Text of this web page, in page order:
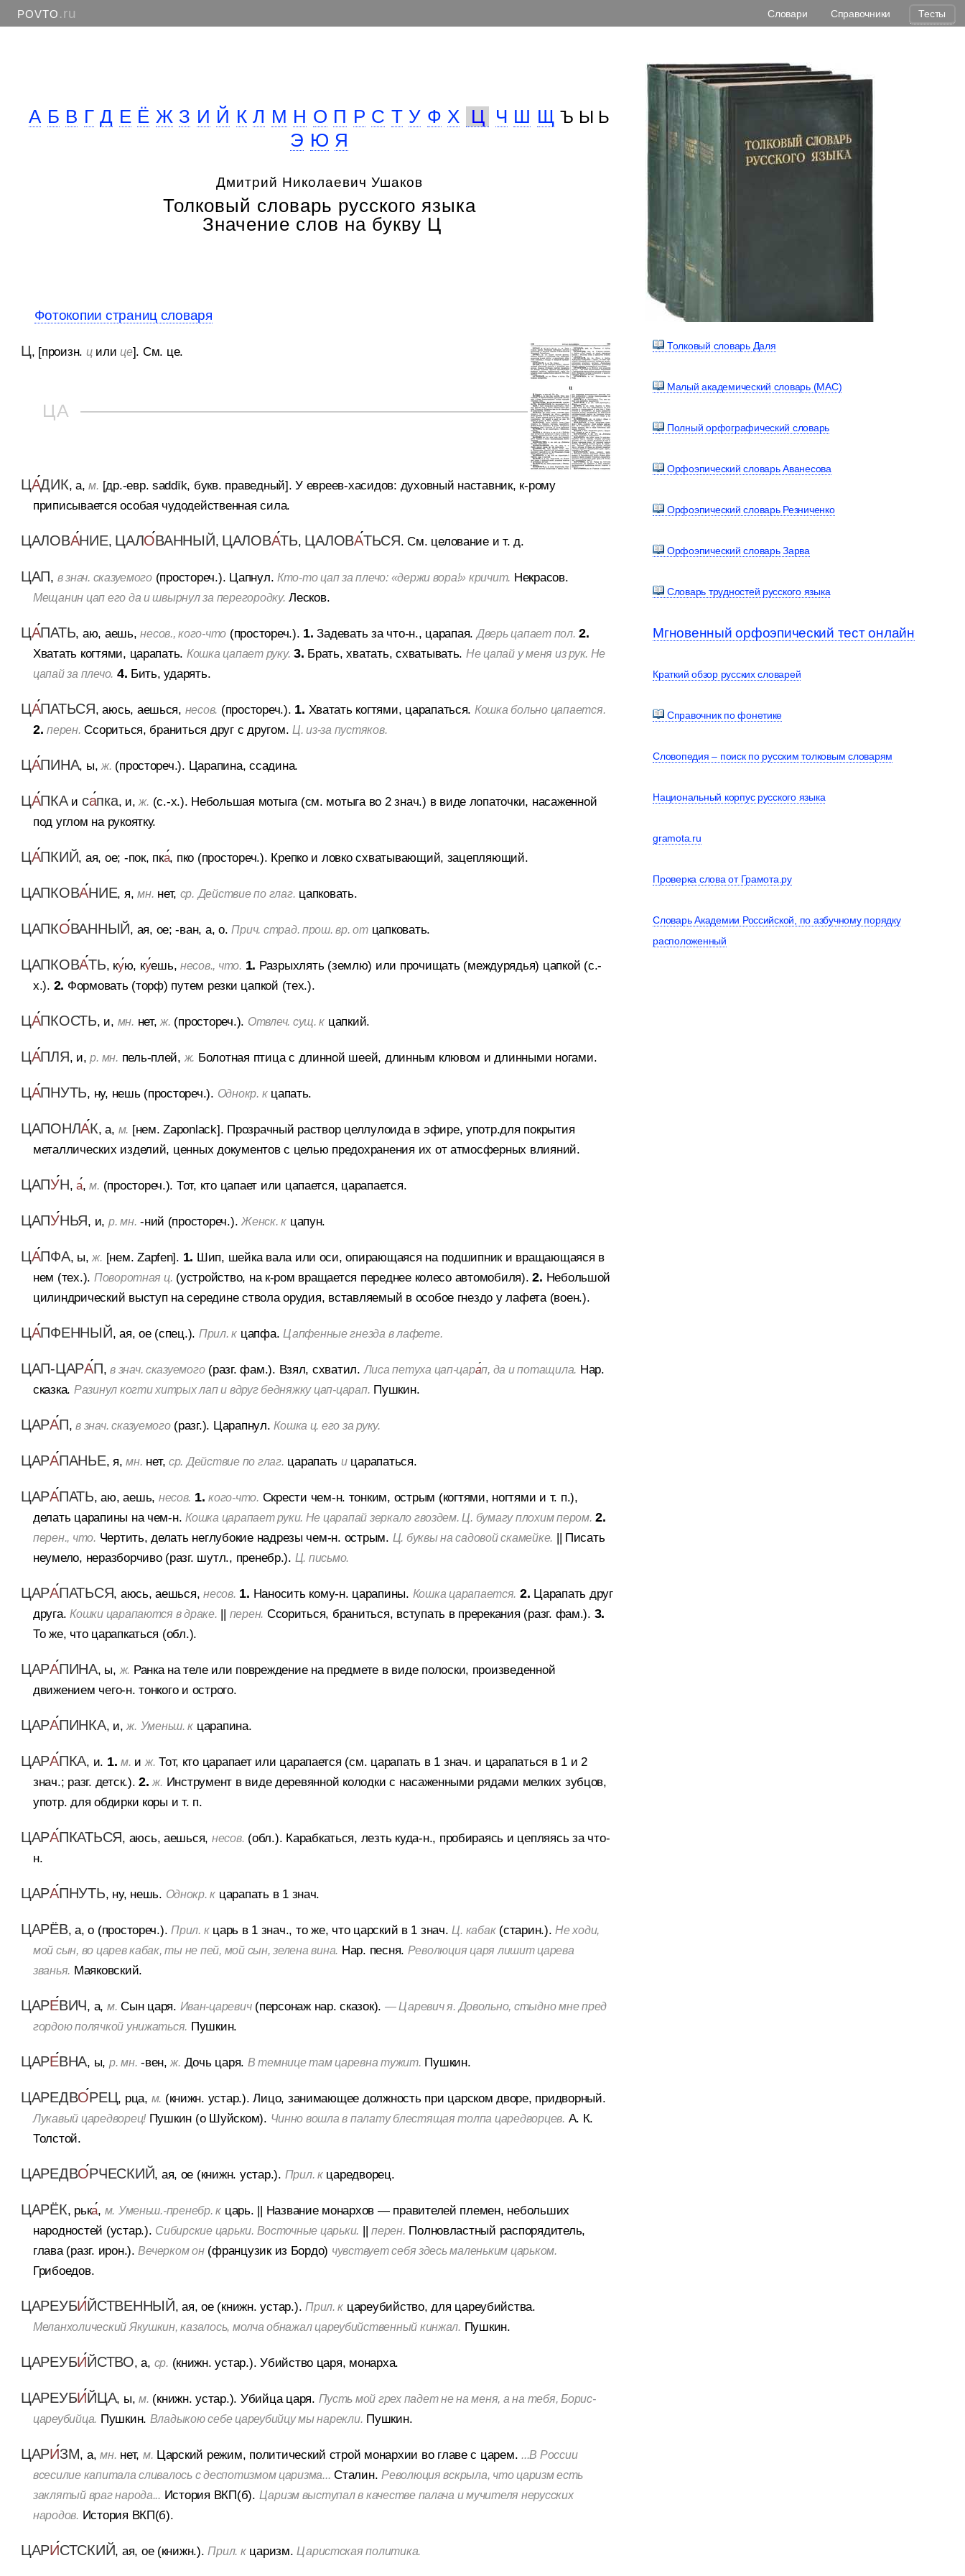
POVTO .ru Словари Справочники Тесты
А Б В Г Д Е Ё Ж З И Й К Л М Н О П Р С Т У Ф Х Ц Ч Ш Щ Ъ Ы Ь
Э Ю Я
Дмитрий Николаевич Ушаков
Толковый словарь русского языка
Значение слов на букву Ц
Фотокопии страниц словаря
Ц, [произн. цилице]. См. це.
ЦА
ЦАДИК, а,м. [др.-евр. saddīk, букв. праведный].У евреев-хасидов: духовный наставник, к-рому
приписывается особая чудодейственная сила.
ЦАЛОВАНИЕ, ЦАЛОВАННЫЙ, ЦАЛОВАТЬ, ЦАЛОВАТЬСЯ.См. целование и т. д.
ЦАП, в знач. сказуемого(простореч.). Цапнул. Кто-то цап за плечо: «держи вора!» кричит. Некрасов.
Мещанин цап его да и швырнул за перегородку. Лесков.
ЦАПАТЬ, аю, аешь,несов., кого-что (простореч.). 1. Задевать за что-н., царапая. Дверь цапает пол. 2.
Хватать когтями, царапать. Кошка цапает руку. 3. Брать, хватать, схватывать. Не цапай у меня из рук. Не
цапай за плечо. 4. Бить, ударять.
ЦАПАТЬСЯ, аюсь, аешься, несов. (простореч.). 1. Хватать когтями, царапаться. Кошка больно цапается.
2. перен. Ссориться, браниться друг с другом. Ц. из-за пустяков.
ЦАПИНА, ы,ж. (простореч.). Царапина, ссадина.
ЦАПКАи сапка, и,ж. (с.-х.). Небольшая мотыга (см. мотыга во 2 знач.) в виде лопаточки, насаженной
под углом на рукоятку.
ЦАПКИЙ, ая, ое; -пок, пка, пко (простореч.). Крепко и ловко схватывающий, зацепляющий.
ЦАПКОВАНИЕ, я,мн. нет, ср. Действие по глаг. цапковать.
ЦАПКОВАННЫЙ, ая, ое; -ван, а, о.Прич. страд. прош. вр. отцапковать.
ЦАПКОВАТЬ, кую, куешь,несов., что. 1. Разрыхлять (землю) или прочищать (междурядья) цапкой (с.-
х.). 2. Формовать (торф) путем резки цапкой (тех.).
ЦАПКОСТЬ, и, мн. нет,ж. (простореч.). Отвлеч. сущ. к цапкий.
ЦАПЛЯ, и,р. мн. пель-плей, ж. Болотная птица с длинной шеей, длинным клювом и длинными ногами.
ЦАПНУТЬ, ну, нешь (простореч.). Однокр. кцапать.
ЦАПОНЛАК, а, м. [нем. Zaponlack]. Прозрачный раствор целлулоида в эфире, употр.для покрытия
металлических изделий, ценных документов с целью предохранения их от атмосферных влияний.
ЦАПУН,а,м. (простореч.). Тот, кто цапает или цапается, царапается.
ЦАПУНЬЯ, и, р. мн. -ний (простореч.).Женск. к цапун.
ЦАПФА, ы,ж. [нем. Zapfen]. 1. Шип, шейка вала или оси, опирающаяся на подшипник и вращающаяся в
нем (тех.). Поворотная ц. (устройство, на к-ром вращается переднее колесо автомобиля). 2. Небольшой
цилиндрический выступ на середине ствола орудия, вставляемый в особое гнездо у лафета (воен.).
ЦАПФЕННЫЙ, ая, ое (спец.). Прил. к цапфа. Цапфенные гнезда в лафете.
ЦАП-ЦАРАП,в знач. сказуемого(разг. фам.). Взял, схватил. Лиса петуха цап-царап, да и потащила. Нар.
сказка. Разинул когти хитрых лап и вдруг бедняжку цап-царап. Пушкин.
ЦАРАП,в знач. сказуемого(разг.). Царапнул. Кошка ц. его за руку.
ЦАРАПАНЬЕ, я,мн. нет, ср. Действие по глаг. царапать ицарапаться.
ЦАРАПАТЬ, аю, аешь, несов. 1. кого-что. Скрести чем-н. тонким, острым (когтями, ногтями и т. п.),
делать царапины на чем-н. Кошка царапает руки. Не царапай зеркало гвоздем. Ц. бумагу плохим пером. 2.
перен., что. Чертить, делать неглубокие надрезы чем-н. острым. Ц. буквы на садовой скамейке. || Писать
неумело, неразборчиво (разг. шутл., пренебр.). Ц. письмо.
ЦАРАПАТЬСЯ, аюсь, аешься,несов. 1. Наносить кому-н. царапины. Кошка царапается. 2. Царапать друг
друга. Кошки царапаются в драке. || перен. Ссориться, браниться, вступать в пререкания (разг. фам.). 3.
То же, что царапкаться (обл.).
ЦАРАПИНА, ы, ж. Ранка на теле или повреждение на предмете в виде полоски, произведенной
движением чего-н. тонкого и острого.
ЦАРАПИНКА, и,ж. Уменьш. к царапина.
ЦАРАПКА, и. 1. м. и ж. Тот, кто царапает или царапается (см. царапать в 1 знач. и царапаться в 1 и 2
знач.; разг. детск.). 2. ж. Инструмент в виде деревянной колодки с насаженными рядами мелких зубцов,
употр. для обдирки коры и т. п.
ЦАРАПКАТЬСЯ, аюсь, аешься, несов. (обл.). Карабкаться, лезть куда-н., пробираясь и цепляясь за что-
н.
ЦАРАПНУТЬ, ну, нешь. Однокр. к царапать в 1 знач.
ЦАРЁВ, а, о (простореч.).Прил. кцарь в 1 знач., то же, что царский в 1 знач. Ц. кабак(старин.).Не ходи,
мой сын, во царев кабак, ты не пей, мой сын, зелена вина. Нар. песня. Революция царя лишит царева
званья. Маяковский.
ЦАРЕВИЧ, а, м. Сын царя. Иван-царевич(персонаж нар. сказок). — Царевич я. Довольно, стыдно мне пред
гордою полячкой унижаться. Пушкин.
ЦАРЕВНА, ы, р. мн. -вен,ж. Дочь царя. В темнице там царевна тужит. Пушкин.
ЦАРЕДВОРЕЦ, рца, м. (книжн. устар.).Лицо, занимающее должность при царском дворе, придворный.
Лукавый царедворец!Пушкин (о Шуйском). Чинно вошла в палату блестящая толпа царедворцев. А. К.
Толстой.
ЦАРЕДВОРЧЕСКИЙ, ая, ое (книжн. устар.). Прил. кцаредворец.
ЦАРЁК, рька, м. Уменьш.-пренебр. к царь. || Название монархов — правителей племен, небольших
народностей (устар.). Сибирские царьки. Восточные царьки. ||перен. Полновластный распорядитель,
глава (разг. ирон.). Вечерком он(французик из Бордо) чувствует себя здесь маленьким царьком.
Грибоедов.
ЦАРЕУБИЙСТВЕННЫЙ, ая, ое (книжн. устар.).Прил. к цареубийство, для цареубийства.
Меланхолический Якушкин, казалось, молча обнажал цареубийственный кинжал. Пушкин.
ЦАРЕУБИЙСТВО, а, ср. (книжн. устар.).Убийство царя, монарха.
ЦАРЕУБИЙЦА, ы,м. (книжн. устар.). Убийца царя. Пусть мой грех падет не на меня, а на тебя, Борис-
цареубийца. Пушкин. Владыкою себе цареубийцу мы нарекли. Пушкин.
ЦАРИЗМ, а,мн. нет, м. Царский режим, политический строй монархии во главе с царем. ...В России
всесилие капитала сливалось с деспотизмом царизма... Сталин.Революция вскрыла, что царизм есть
заклятый враг народа... История ВКП(б). Царизм выступал в качестве палача и мучителя нерусских
народов. История ВКП(б).
ЦАРИСТСКИЙ, ая, ое (книжн.).Прил. кцаризм. Царистская политика.
Толковый словарь Даля
Малый академический словарь (МАС)
Полный орфографический словарь
Орфоэпический словарь Аванесова
Орфоэпический словарь Резниченко
Орфоэпический словарь Зарва
Словарь трудностей русского языка
Мгновенный орфоэпический тест онлайн
Краткий обзор русских словарей
Справочник по фонетике
Словопедия – поиск по русским толковым словарям
Национальный корпус русского языка
gramota.ru
Проверка слова от Грамота.ру
Словарь Академии Российской, по азбучному порядку
расположенный